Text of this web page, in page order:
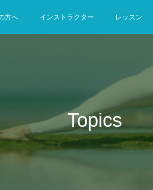
方へ インストラクター レッスン
Topics